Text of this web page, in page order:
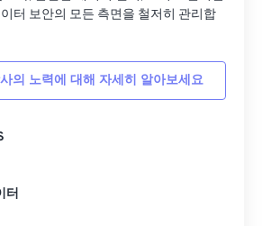
터 보안의 모든 측면을 철저히 관리합
의 노력에 대해 자세히 알아보세요
터